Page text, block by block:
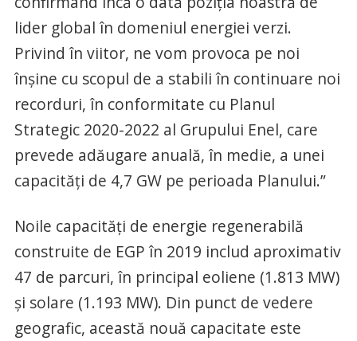
lider global în domeniul energiei verzi.
Privind în viitor, ne vom provoca pe noi
înșine cu scopul de a stabili în continuare noi
recorduri, în conformitate cu Planul
Strategic 2020-2022 al Grupului Enel, care
prevede adăugare anuală, în medie, a unei
capacități de 4,7 GW pe perioada Planului.”
Noile capacități de energie regenerabilă
construite de EGP în 2019 includ aproximativ
47 de parcuri, în principal eoliene (1.813 MW)
și solare (1.193 MW). Din punct de vedere
geografic, această nouă capacitate este